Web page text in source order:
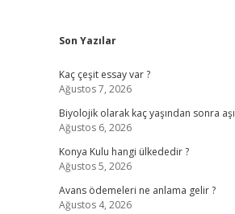
Sidebar
Son Yazılar
Kaç çeşit essay var ?
Ağustos 7, 2026
Biyolojik olarak kaç yaşından sonra
Ağustos 6, 2026
Konya Kulu hangi ülkededir ?
Ağustos 5, 2026
Avans ödemeleri ne anlama gelir ?
Ağustos 4, 2026